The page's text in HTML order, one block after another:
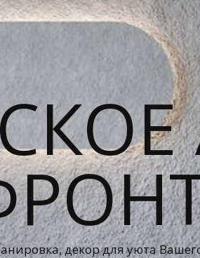
декор для уюта